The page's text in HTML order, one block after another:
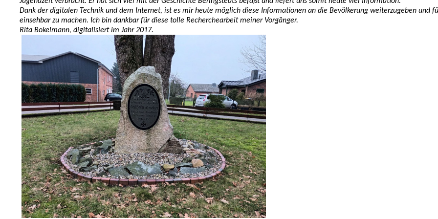
Dank der digitalen Technik und dem Internet, ist es mir heute möglich diese Informationen an die Bevölkerung weiterzugeben und
einsehbar zu machen. Ich bin dankbar für diese tolle Recherchearbeitmeiner Vorgänger.
Rita Bokelmann, digitalisiert im Jahr 2017.